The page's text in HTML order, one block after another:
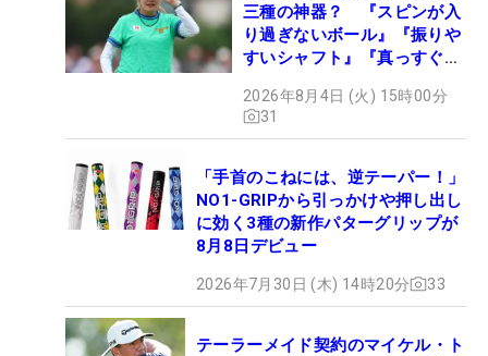
三種の神器？ 『スピンが入
り過ぎないボール』『振りや
すいシャフト』『真っすぐ飛
セッティング
2026年8月4日 (火) 15時00分
31
「手首のこねには、逆テーパー！」
NO1-GRIPから引っかけや押し出し
に効く3種の新作パターグリップが
8月8日デビュー
2026年7月30日 (木) 14時20分 33
テーラーメイド契約のマイケル・ト